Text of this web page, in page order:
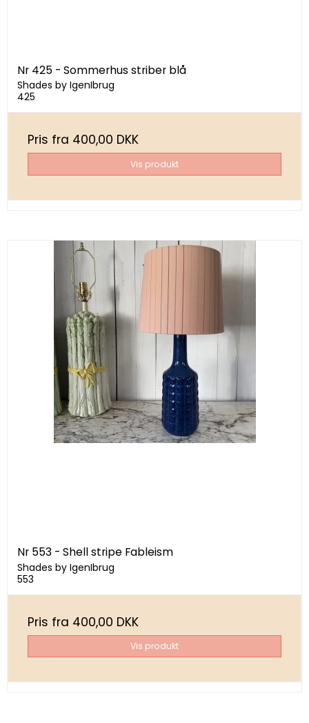
Nr 425 - Sommerhus striber blå
Shades by IgenIbrug
425
Pris fra 400,00 DKK
Vis produkt
Nr 553 - Shell stripe Fableism
Shades by IgenIbrug
553
Pris fra 400,00 DKK
Vis produkt